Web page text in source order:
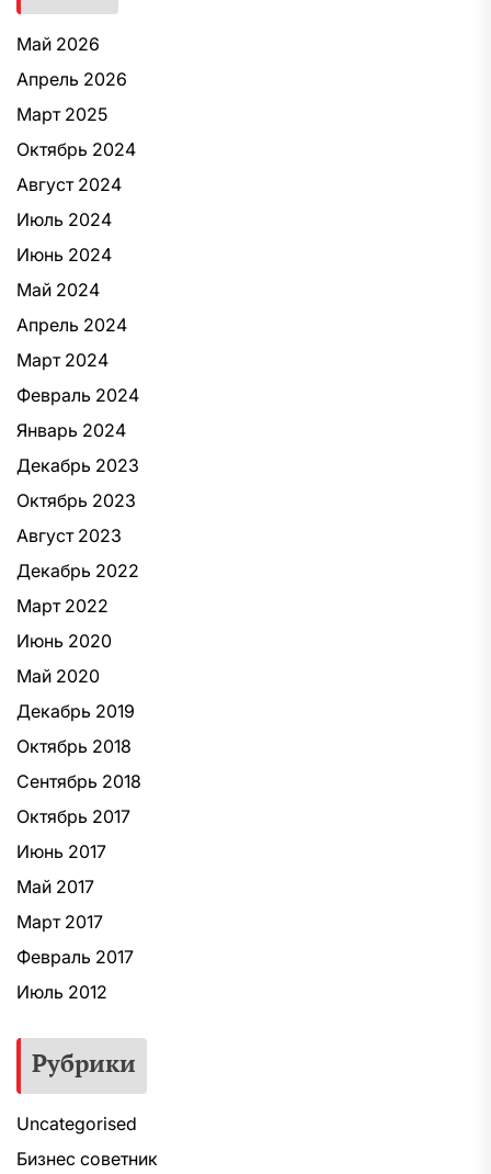
Май 2026
Апрель 2026
Март 2025
Октябрь 2024
Август 2024
Июль 2024
Июнь 2024
Май 2024
Апрель 2024
Март 2024
Февраль 2024
Январь 2024
Декабрь 2023
Октябрь 2023
Август 2023
Декабрь 2022
Март 2022
Июнь 2020
Май 2020
Декабрь 2019
Октябрь 2018
Сентябрь 2018
Октябрь 2017
Июнь 2017
Май 2017
Март 2017
Февраль 2017
Июль 2012
Рубрики
Uncategorised
Бизнес советник